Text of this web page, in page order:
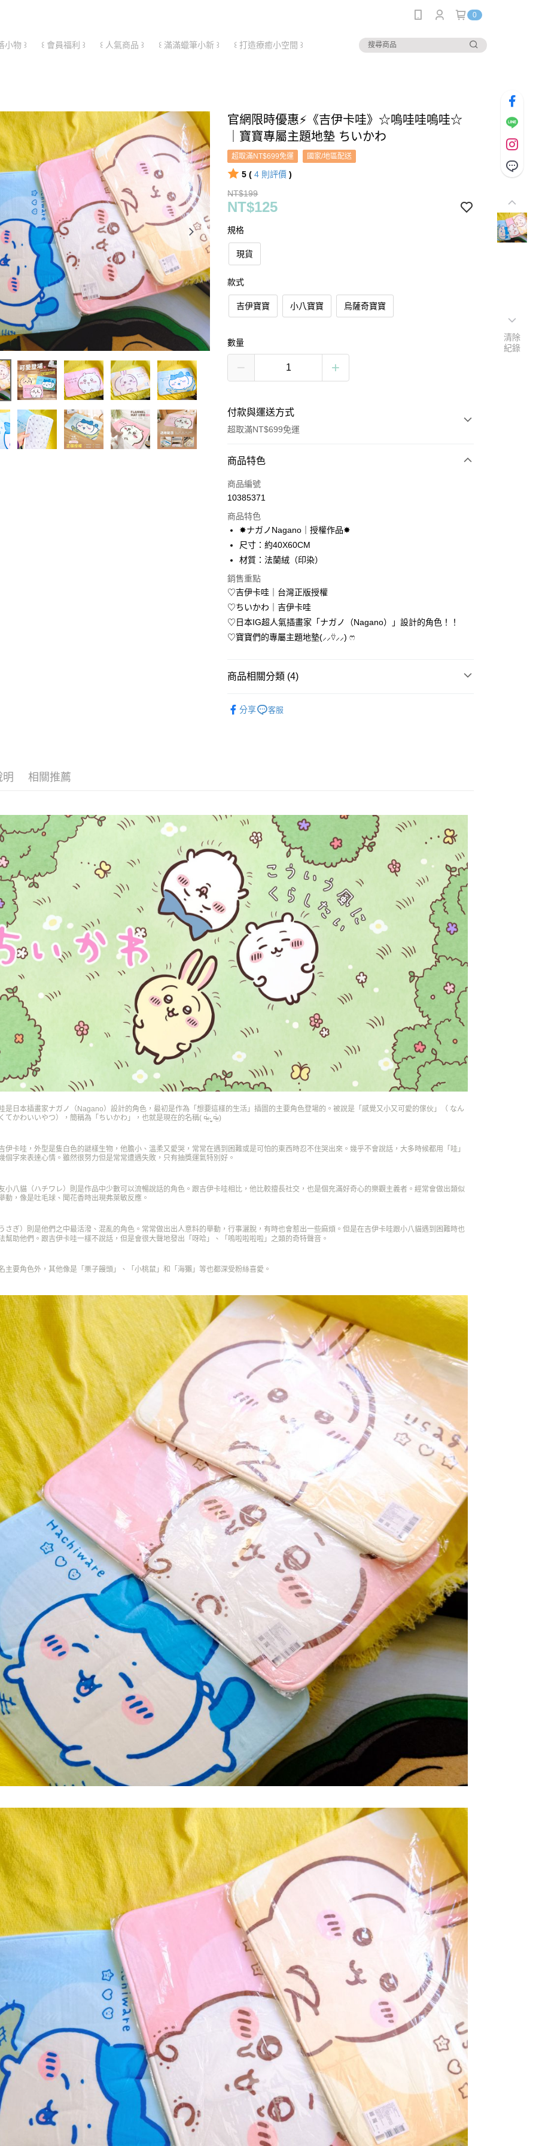
0
小物 ꒱ ꒰ 會員福利 ꒱ ꒰ 人氣商品 ꒱ ꒰ 滿滿蠟筆小新 ꒱ ꒰ 打造療癒小空間 ꒱
官網限時優惠⚡️《吉伊卡哇》☆嗚哇哇嗚哇☆
｜寶寶專屬主題地墊 ちいかわ
超取滿NT$699免運 國家/地區配送
5 ( 4 則評價 )
NT$199
NT$125
規格
現貨
款式
吉伊寶寶 小八寶寶 烏薩奇寶寶
數量
付款與運送方式
超取滿NT$699免運
付款方式
信用卡一次付款
LINE Pay
Apple Pay
悠遊付
相關說明
【關於「AFTEE先享後付」】
１．簡單：不需註冊會員、不需綁卡、不需儲值。
２．便利：只要手機號碼，簡訊認證，即可結帳。
【「AFTEE先享後付」結帳流程】
※ 交易是否成功請以「AFTEE先享後付 」之結帳頁面顯示為準，若有關於
是否繳費成功／繳費後需取消欲退款等相關疑問，請聯繫「AFTEE先享後
付客戶支援中心」
https://netprotections.freshdesk.com/support/home
【注意事項】
１．透過由恩沛科技股份有限公司提供之「AFTEE先享後付」服務完成之
交易，需依本服務之必要範圍內提供個人資料，並將交易相關給付款項請
求債權轉讓予恩沛科技股份有限公司。
２．關於個人資料處理事宜，請瀏覽以下網址：
https://aftee.tw/terms/#terms3
３．未成年的使用者請事先徵得法定代理人或監護人之同意方可使用
「AFTEE先享後付」，若未經同意申辦者引起之損失，本公司不負相關責
任。
４．使用「AFTEE先享後付」時，將依據個別帳號之用戶狀況，依本公司
即時審查核予不同之上限額度；若仍有額度不足之情形，本公司將視審查
結果請求用戶進行身份認證。
５．嚴禁一人註冊多個帳號或使用他人資訊註冊。若發現惡意使用之情
形，恩沛科技股份有限公司將有權停止該用戶之使用額度並採取法律行
全家取貨付款
付款後7-11取貨
每筆NT$70，滿NT$899(含以上)免運費
宅配
每筆NT$80，滿NT$899(含以上)免運費
國家/地區配送 查看運費
商品特色
商品編號
10385371
商品特色
✸ナガノNagano｜授權作品✸
尺寸：約40X60CM
材質：法蘭絨（印染）
銷售重點
♡吉伊卡哇｜台灣正版授權
♡ちいかわ｜吉伊卡哇
♡日本IG超人氣插畫家「ナガノ（Nagano）」設計的角色！！
♡寶寶們的專屬主題地墊(⸝⸝⍢⸝⸝) ෆ
商品相關分類 (4)
分享 客服
明 相關推薦
是日本插畫家ナガノ（Nagano）設計的角色，最初是作為「想要這樣的生活」插圖的主要角色登場的。被說是「感覺又小又可愛的傢伙」（ なん
てかわいいやつ），簡稱為「ちいかわ」，也就是現在的名稱( ¤̴̶̷̤́ ‧̫̮ ¤̴̶̷̤̀ )
伊卡哇，外型是隻白色的謎樣生物，他膽小、溫柔又愛哭，常常在遇到困難或是可怕的東西時忍不住哭出來。幾乎不會說話，大多時候都用「哇」
個字來表達心情。雖然很努力但是常常遭遇失敗，只有抽獎運氣特別好。
小八貓（ハチワレ）則是作品中少數可以流暢說話的角色。跟吉伊卡哇相比，他比較擅長社交，也是個充滿好奇心的樂觀主義者。經常會做出類似
動，像是吐毛球、聞花香時出現弗萊敏反應。
さぎ）則是他們之中最活潑、混亂的角色。常常做出出人意料的舉動，行事灑脫，有時也會惹出一些麻煩。但是在吉伊卡哇跟小八貓遇到困難時也
幫助他們。跟吉伊卡哇一樣不說話，但是會很大聲地發出「呀哈」、「嗚啦啦啦啦」之類的奇特聲音。
主要角色外，其他像是「栗子饅頭」、「小桃鼠」和「海獺」等也都深受粉絲喜愛。
清除
紀錄